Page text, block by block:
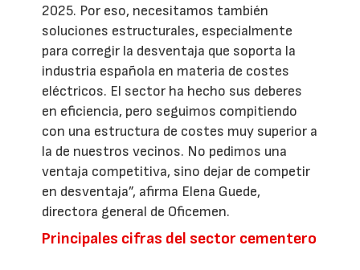
2025. Por eso, necesitamos también
soluciones estructurales, especialmente
para corregir la desventaja que soporta la
industria española en materia de costes
eléctricos. El sector ha hecho sus deberes
en eficiencia, pero seguimos compitiendo
con una estructura de costes muy superior a
la de nuestros vecinos. No pedimos una
ventaja competitiva, sino dejar de competir
en desventaja”, afirma Elena Guede,
directora general de Oficemen.
Principales cifras del sector cementero